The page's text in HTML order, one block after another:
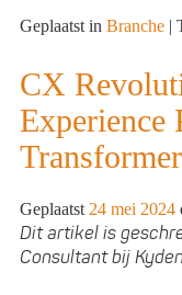
Geplaatst in Branche |
CX
Experience
Geplaatst 24 mei 2024
Dit artikel is
Consultant bij Kyden